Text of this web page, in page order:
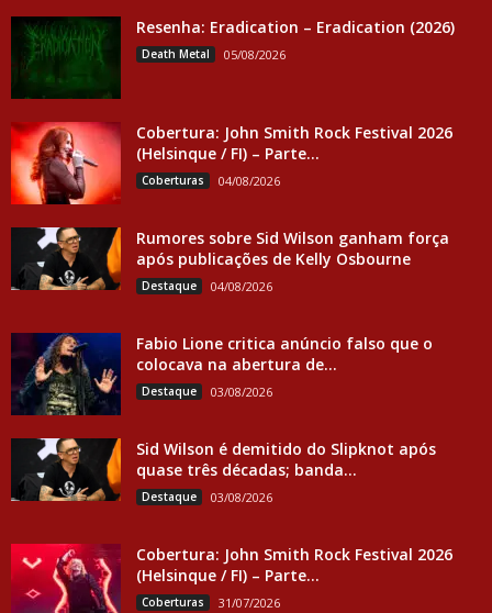
Resenha: Eradication – Eradication (2026)
Death Metal 05/08/2026
Cobertura: John Smith Rock Festival 2026
(Helsinque / FI) – Parte...
Coberturas 04/08/2026
Rumores sobre Sid Wilson ganham força
após publicações de Kelly Osbourne
Destaque 04/08/2026
Fabio Lione critica anúncio falso que o
colocava na abertura de...
Destaque 03/08/2026
Sid Wilson é demitido do Slipknot após
quase três décadas; banda...
Destaque 03/08/2026
Cobertura: John Smith Rock Festival 2026
(Helsinque / FI) – Parte...
Coberturas 31/07/2026